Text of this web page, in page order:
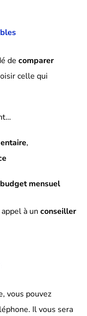
de comparer
celle qui
,
budget mensuel
à un conseiller
vous pouvez
Il vous sera